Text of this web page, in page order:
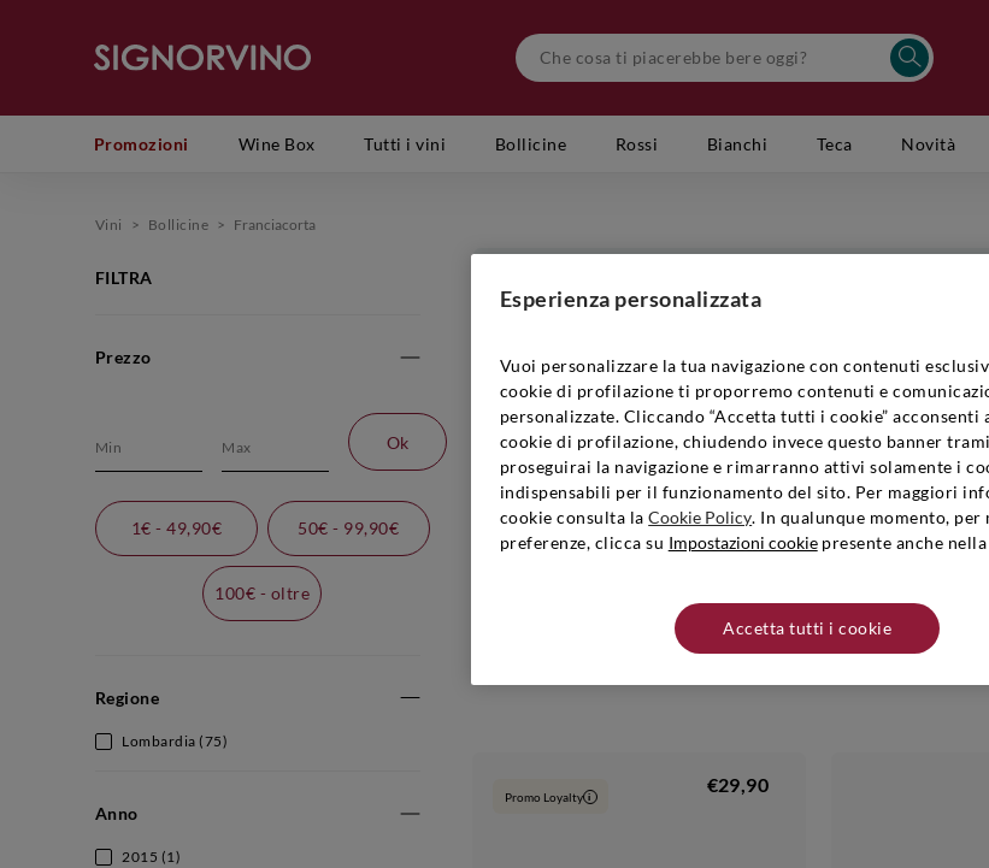
Promozioni Wine Box Tutti i vini Bollicine Rossi Bianchi Teca Novità
Vini > Bollicine > Franciacorta
FILTRA
Prezzo
Ok
1€ - 49,90€ 50€ - 99,90€
100€ - oltre
Regione
Lombardia (75)
Anno
2015 (1)
FRANCIACORTA METODO
Benvenuto nel mondo del Franciacorta, l'unica bollicina
territorio e di un metodo produttivo inimitabile. Nato nel
semplice spumante, ma un'espressione di eleganza e
baciate dal sole e la dedizione delle migliori cantine che
nostra selezione esclusiva: dalle bollicine raffinate per
brindisi importanti. Esplora le tipologie disponibili nella
vasta scelta di etichette selezionate dai nostri sommelier.
Prodotti in promozione (1)
Promo Loyalty i €29,90
Esperienza personalizzata
Vuoi personalizzare la tua navigazione con contenuti
cookie di profilazione ti proporremo contenuti e
personalizzate. Cliccando “Accetta tutti i cookie” acconsenti
cookie di profilazione, chiudendo invece questo banner
proseguirai la navigazione e rimarranno attivi solamente i
indispensabili per il funzionamento del sito. Per maggiori
cookie consulta laCookie Policy. In qualunque momento,
preferenze, clicca su Impostazioni cookiepresente anche
Accetta tutti i cookie